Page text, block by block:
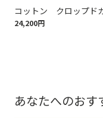
コットン クロップド
24,200円
あなたへのおす